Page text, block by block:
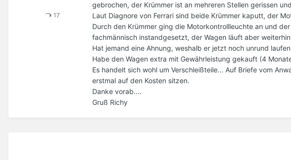
17
gebrochen, der Krümmer ist an mehreren Stellen gerissen
Laut Diagnore von Ferrari sind beide Krümmer kaputt, der
Durch den Krümmer ging die Motorkontrollleuchte an und
fachmännisch instandgesetzt, der Wagen läuft aber
Hat jemand eine Ahnung, weshalb er jetzt noch unrund
Habe den Wagen extra mit Gewährleistung gekauft (4
Es handelt sich wohl um Verschleißteile... Auf Briefe vom
erstmal auf den Kosten sitzen.
Danke vorab....
Gruß Richy